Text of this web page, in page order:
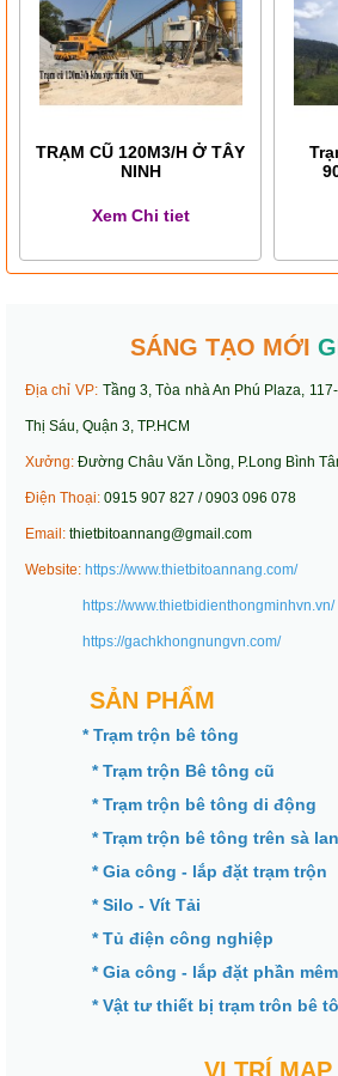
TRẠM CŨ 120M3/H Ở TÂY
NINH
Xem Chi tiet
SÁNG TẠO MỚI
Địa chỉ VP: Tầng 3, Tòa nhà An Phú Plaza,
Thị Sáu, Quận 3, TP.HCM
Xưởng: Đường Châu Văn Lồng, P.Long Bình
Điện Thoại: 0915 907 827 / 0903 096 078
Email: thietbitoannang@gmail.com
Website: https://www.thietbitoannang.com/
https://www.thietbidienthongminhvn.vn/
https://gachkhongnungvn.com/
SẢN PHẨM
* Trạm trộn bê tông
* Trạm trộn Bê tông cũ
* Trạm trộn bê tông di động
* Trạm trộn bê tông trên sà lan
* Gia công - lắp đặt trạm trộn
* Silo - Vít Tải
* Tủ điện công nghiệp
* Gia công - lắp đặt phần
* Vật tư thiết bị trạm trôn bê
VỊ TRÍ MAP